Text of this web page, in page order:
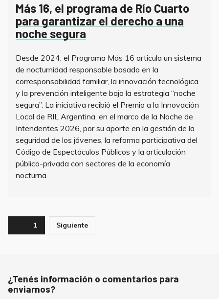
Más 16, el programa de Río Cuarto
para garantizar el derecho a una
noche segura
Desde 2024, el Programa Más 16 articula un sistema
de nocturnidad responsable basado en la
corresponsabilidad familiar, la innovación tecnológica
y la prevención inteligente bajo la estrategia “noche
segura”. La iniciativa recibió el Premio a la Innovación
Local de RIL Argentina, en el marco de la Noche de
Intendentes 2026, por su aporte en la gestión de la
seguridad de los jóvenes, la reforma participativa del
Código de Espectáculos Públicos y la articulación
público-privada con sectores de la economía
nocturna.
Paginación
de
Page1 Siguiente
¿Tenés información o comentarios para
enviarnos?